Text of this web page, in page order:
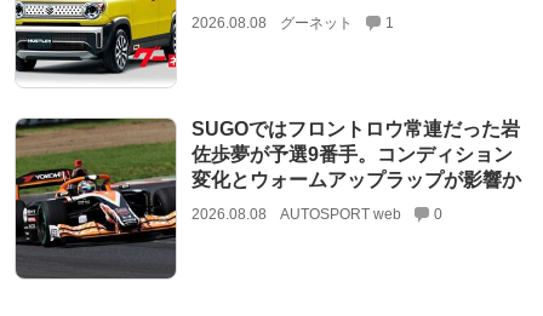
2026.08.08 グーネット 1
SUGOではフロントロウ常連だった岩
佐歩夢が予選9番手。コンディション
変化とウォームアップラップが影響か
2026.08.08 AUTOSPORT web 0